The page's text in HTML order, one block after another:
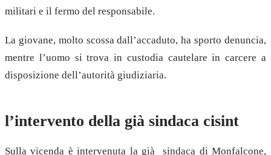
militari e il fermo del responsabile.
La giovane, molto scossa dall’accaduto, ha sporto denuncia,
mentre l’uomo si trova in custodia cautelare in carcere a
disposizione dell’autorità giudiziaria.
l’intervento della già sindaca cisint
Sulla vicenda è intervenuta la già sindaca di Monfalcone,